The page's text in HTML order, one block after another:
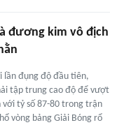
đương kim vô địch
lần đụng độ đầu tiên,
tập trung cao độ để vượt
với tỷ số 87-80 trong trận
vòng bảng Giải Bóng rổ